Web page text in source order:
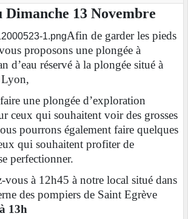
Dimanche 13 Novembre
Afin de garder les pieds
proposons une plongée à
d’eau réservé à la plongée situé à
une plongée d’exploration
ceux qui souhaitent voir des grosses
pourrons également faire quelques
qui souhaitent profiter de
perfectionner.
vous à 12h45 à notre local situé dans
des pompiers de Saint Egrève
13h